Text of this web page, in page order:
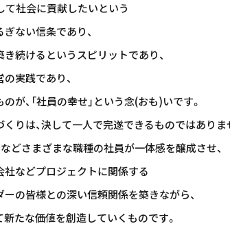
て社会に貢献したいという
ない信条であり、
続けるというスピリットであり、
実践であり、
が、「社員の幸せ」という念(おも)いです。
りは、決して一人で完遂できるものではありま
などさまざまな職種の社員が一体感を醸成させ、
などプロジェクトに関係する
の皆様との深い信頼関係を築きながら、
たな価値を創造していくものです。